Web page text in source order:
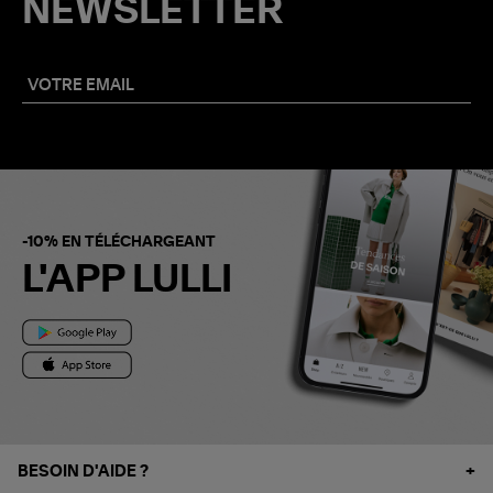
NEWSLETTER
-10% EN TÉLÉCHARGEANT
L'APP LULLI
BESOIN D'AIDE ?